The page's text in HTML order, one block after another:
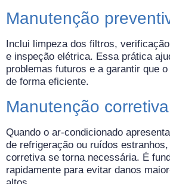
Manutenção
Inclui limpeza dos filtros,
e inspeção elétrica. Essa prática
problemas futuros e a garantir que
de forma eficiente.
Manutenção corretiva
Quando o ar-condicionado
de refrigeração ou ruídos
corretiva se torna necessária. É
rapidamente para evitar danos